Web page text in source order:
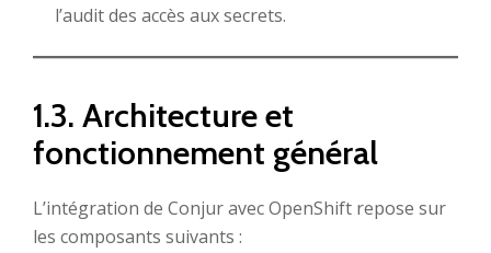
l’audit des accès aux secrets.
1.3. Architecture et
fonctionnement général
L’intégration de Conjur avec OpenShift repose sur
les composants suivants :